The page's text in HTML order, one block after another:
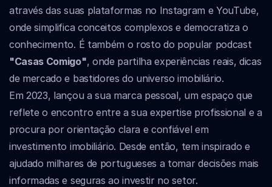
através das suas plataformas no Instagram e YouTube,
onde simplifica conceitos complexos e democratiza o
"Casas Comigo", onde partilha experiências reais, dicas
de mercado e bastidores do universo imobiliário.
Em 2023, lançou a sua marca pessoal, um espaço que
reflete o encontro entre a sua expertise profissional e a
procura por orientação clara e confiável em
investimento imobiliário. Desde então, tem inspirado e
ajudado milhares de portugueses a tomar decisões mais
informadas e seguras ao investir no setor.